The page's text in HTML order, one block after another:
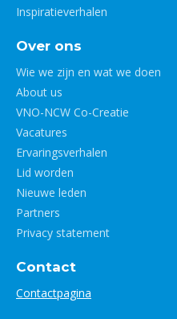
Inspiratieverhalen
Over ons
Wie we zijn en wat we doen
About us
VNO-NCW Co-Creatie
Vacatures
Ervaringsverhalen
Lid worden
Nieuwe leden
Partners
Privacy statement
Contact
Contactpagina